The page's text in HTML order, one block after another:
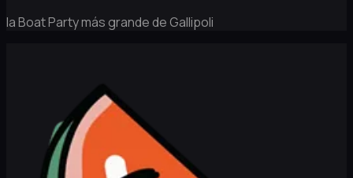
la Boat Party más grande de Gallipoli